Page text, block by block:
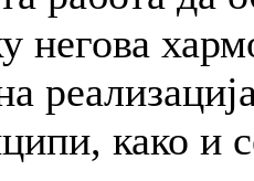
негова
како и